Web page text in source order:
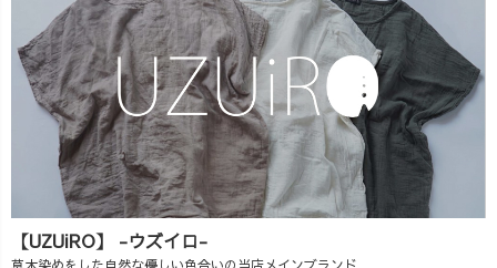
【UZUiRO】 -ウズイロ-